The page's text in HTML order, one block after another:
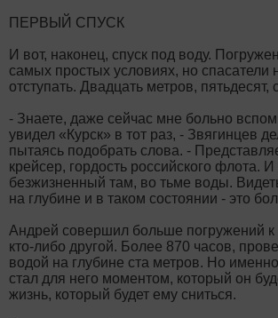
ПЕРВЫЙ СПУСК
И вот, наконец, спуск под воду.
самых простых условиях, но спасатели
отступать. Двадцать метров, пятьдесят,
- Знаете, даже сейчас мне больно
увидел «Курск» в тот раз, - Звягинцев
пытаясь подобрать слова. -
крейсер, гордость российского флота. И
безжизненный там, во тьме воды.
на глубине и в таком состоянии - это
Андрей совершил больше погружений к
кто-либо другой. Более 870 часов,
водой на глубине ста метров. Но
стал для него моментом, который он
жизнь, который будет ему сниться.